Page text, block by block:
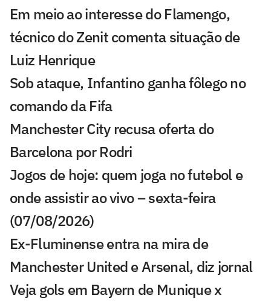
Em meio ao interesse do Flamengo,
técnico do Zenit comenta situação de
Luiz Henrique
Sob ataque, Infantino ganha fôlego no
comando da Fifa
Manchester City recusa oferta do
Barcelona por Rodri
Jogos de hoje: quem joga no futebol e
onde assistir ao vivo – sexta-feira
(07/08/2026)
Ex-Fluminense entra na mira de
Manchester United e Arsenal, diz jornal
Veja gols em Bayern de Munique x